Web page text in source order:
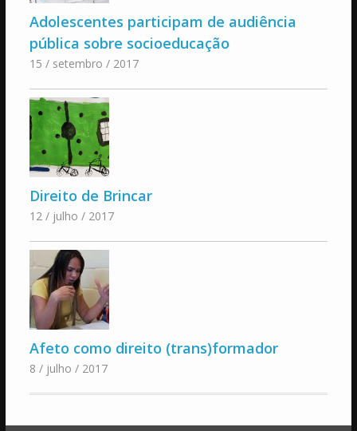
Adolescentes participam de audiência
pública sobre socioeducação
15 / setembro / 2017
Direito de Brincar
12 / julho / 2017
Afeto como direito (trans)formador
8 / julho / 2017